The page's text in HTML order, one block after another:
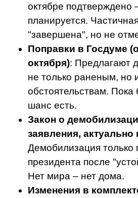
октябре подтверждено
планируется.
"завершена", но не
Поправки в Госдуме
октября): Предлагают
не только раненым, но
обстоятельствам. Пока
шанс есть.
Закон о
заявления, актуально
Демобилизация только
президента после
Нет мира – нет дома.
Изменения в